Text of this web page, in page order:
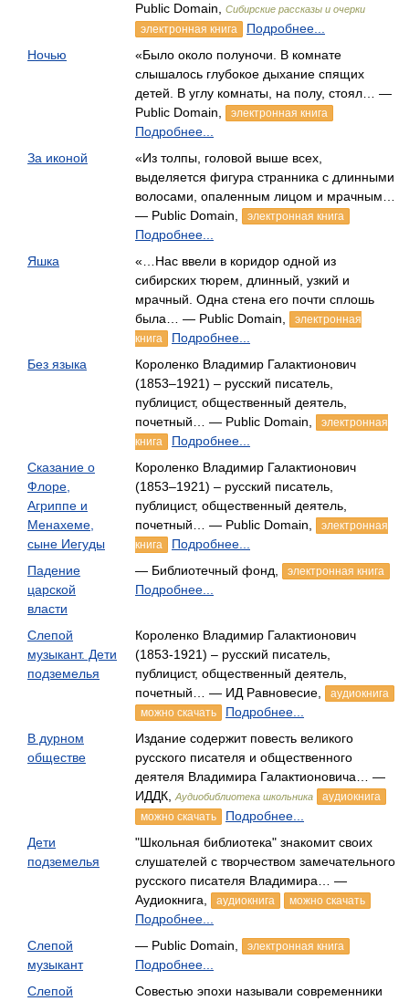
Public Domain,
Сибирские рассказы и очерки
электронная книга
Подробнее...
Ночью
«Было около полуночи. В комнате
слышалось глубокое дыхание спящих
детей. В углу комнаты, на полу, стоял… —
Public Domain,
электронная книга
Подробнее...
За иконой
«Из толпы, головой выше всех,
выделяется фигура странника с длинными
волосами, опаленным лицом и мрачным…
— Public Domain,
электронная книга
Подробнее...
Яшка
«…Нас ввели в коридор одной из
сибирских тюрем, длинный, узкий и
мрачный. Одна стена его почти сплошь
была… — Public Domain,
электронная
книга
Подробнее...
Без языка
Короленко Владимир Галактионович
(1853–1921) – русский писатель,
публицист, общественный деятель,
почетный… — Public Domain,
электронная
книга
Подробнее...
Сказание о
Флоре,
Агриппе и
Менахеме,
сыне Иегуды
Короленко Владимир Галактионович
(1853–1921) – русский писатель,
публицист, общественный деятель,
почетный… — Public Domain,
электронная
книга
Подробнее...
Падение
царской
власти
— Библиотечный фонд, электронная книга
Подробнее...
Слепой
музыкант. Дети
подземелья
Короленко Владимир Галактионович
(1853-1921) – русский писатель,
публицист, общественный деятель,
почетный… — ИД Равновесие,
аудиокнига
можно скачать
Подробнее...
В дурном
обществе
Издание содержит повесть великого
русского писателя и общественного
деятеля Владимира Галактионовича… —
ИДДК,
Аудиобиблиотека школьника
аудиокнига
можно скачать
Подробнее...
Дети
подземелья
"Школьная библиотека" знакомит своих
слушателей с творчеством замечательного
русского писателя Владимира… —
Аудиокнига,
аудиокнига можно скачать
Подробнее...
Слепой
музыкант
— Public Domain, электронная книга
Подробнее...
Слепой
Совестью эпохи называли современники